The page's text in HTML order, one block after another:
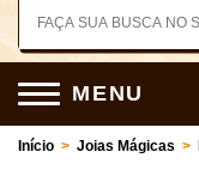
MENU
Início > Joias Mágicas >